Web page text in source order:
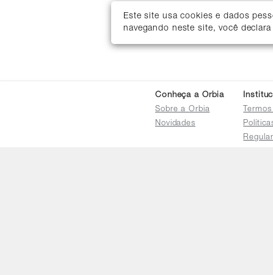
Este site usa cookies e dados
navegando neste site, você
Conheça a Orbia
Sobre a Orbia
Novidades